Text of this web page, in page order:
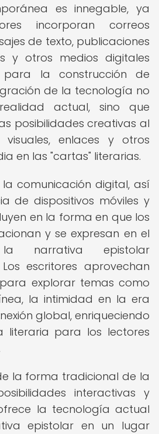
es innegable, ya
incorporan correos
de texto, publicaciones
y otros medios digitales
para la construcción de
de la tecnología no
actual, sino que
posibilidades creativas al
visuales, enlaces y otros
en las "cartas" literarias.
comunicación digital, así
de dispositivos móviles y
en la forma en que los
y se expresan en el
narrativa epistolar
escritores aprovechan
explorar temas como
la intimidad en la era
global, enriqueciendo
literaria para los lectores
la forma tradicional de la
interactivas y
la tecnología actual
epistolar en un lugar